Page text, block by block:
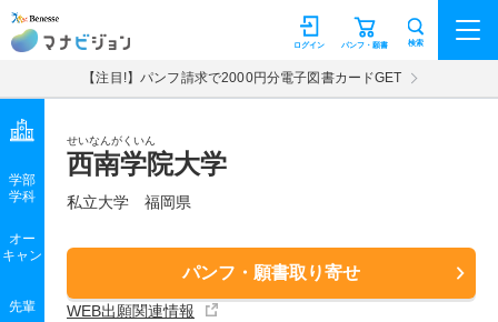
マナビジョン パンフ・願書
ログイン 検索
【注目!】パンフ請求で2000円分電子図書カードGET
せいなんがくいん
西南学院大学
私立大学 福岡県
パンフ・願書取り寄せ
WEB出願関連情報
学部
学科
オー
キャン
先輩